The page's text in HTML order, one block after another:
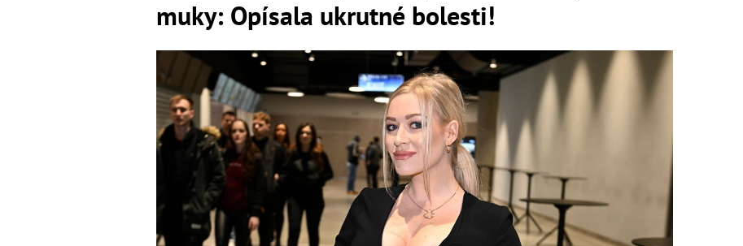
muky: Opísala ukrutné bolesti!